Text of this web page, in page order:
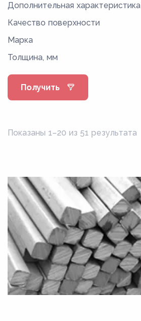
Дополнительная характеристика
Качество поверхности
Марка
Толщина, мм
Получить
Показаны 1–20 из 51 результата